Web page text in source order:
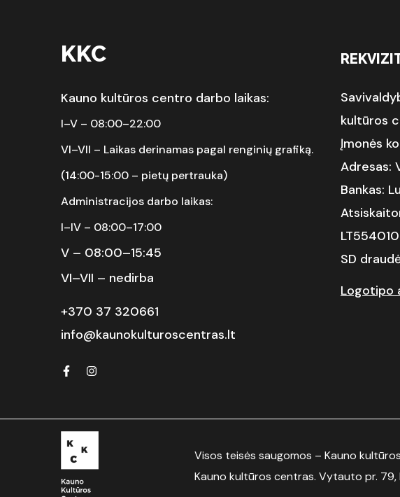
KKC
Kauno kultūros centro darbo laikas:
I–V – 08:00–22:00
VI–VII – Laikas derinamas pagal renginių grafiką.
(14:00-15:00 – pietų pertrauka)
Administracijos darbo laikas:
I–IV – 08:00–17:00
V – 08:00–15:45
VI–VII – nedirba
+370 37 320661
info@kaunokulturoscentras.lt
kultūros
Įmonės
Adresas:
Bankas:
SD
Logotipo
Visos teisės saugomos – Kauno
Kauno kultūros centras. Vytauto pr. 79,